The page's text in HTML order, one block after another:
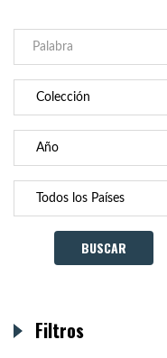
Filtros